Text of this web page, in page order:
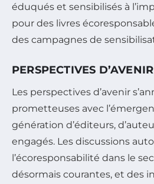
éduqués et sensibilisés à
pour des livres
des campagnes de
PERSPECTIVES D’AVENIR
Les perspectives d’avenir
prometteuses avec
génération d’éditeurs,
engagés. Les discussions
l’écoresponsabilité dans le
désormais courantes, et des